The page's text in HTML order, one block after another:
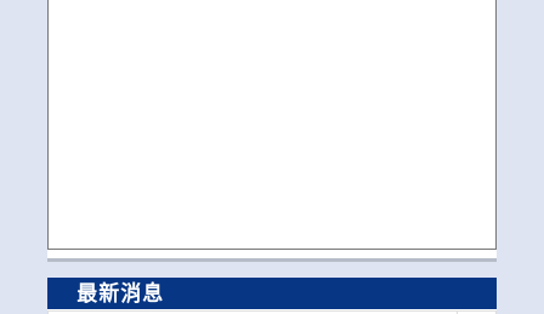
最新消息